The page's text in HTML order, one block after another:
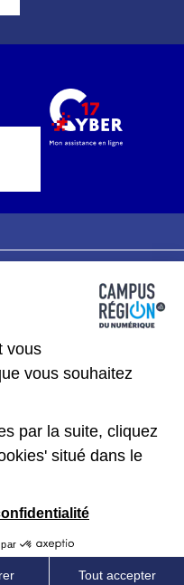
conforme
vous
vous souhaitez
par la suite, cliquez
situé dans le
Tout accepter